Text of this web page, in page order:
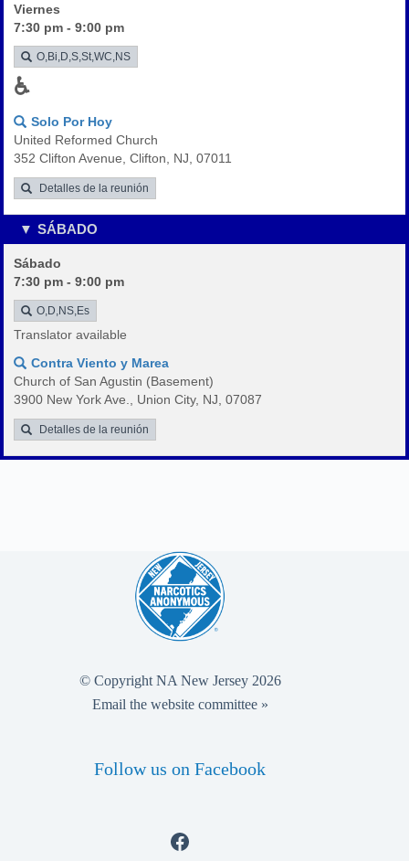
Viernes
7:30 pm - 9:00 pm
O,Bi,D,S,St,WC,NS
♿
Solo Por Hoy
United Reformed Church
352 Clifton Avenue, Clifton, NJ, 07011
Detalles de la reunión
SÁBADO
Sábado
7:30 pm - 9:00 pm
O,D,NS,Es
Translator available
Contra Viento y Marea
Church of San Agustin (Basement)
3900 New York Ave., Union City, NJ, 07087
Detalles de la reunión
© Copyright NA New Jersey 2026
Email the website committee »
Follow us on Facebook
Facebook